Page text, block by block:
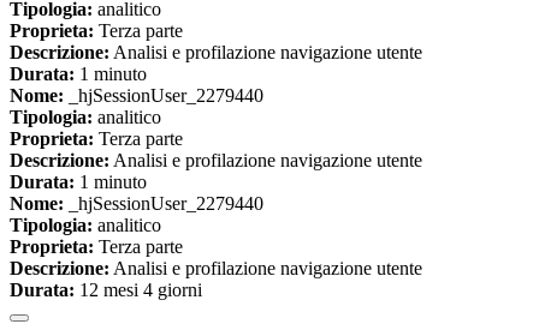
Tipologia: analitico
Proprieta: Terza parte
Descrizione: Analisi e profilazione navigazione utente
Durata: 1 minuto
Nome: _hjSessionUser_2279440
Tipologia: analitico
Proprieta: Terza parte
Descrizione: Analisi e profilazione navigazione utente
Durata: 1 minuto
Nome: _hjSessionUser_2279440
Tipologia: analitico
Proprieta: Terza parte
Descrizione: Analisi e profilazione navigazione utente
Durata: 12 mesi 4 giorni